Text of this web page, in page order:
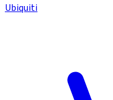
Ubiquiti